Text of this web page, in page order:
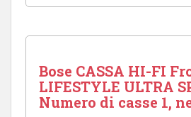
Bose CASSA HI-FI
LIFESTYLE ULTRA
Numero di casse 1,